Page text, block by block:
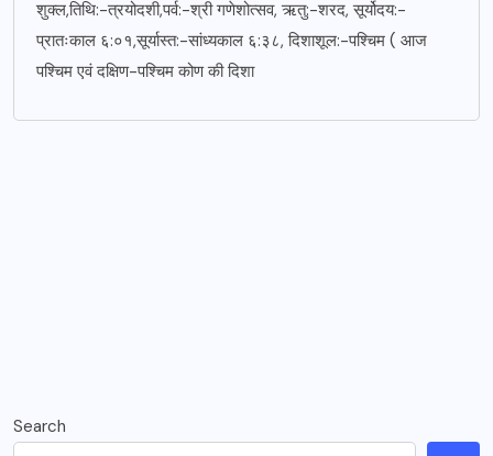
शुक्ल,तिथि:-त्रयोदशी,पर्व:-श्री गणेशोत्सव, ऋतु:-शरद, सूर्योदय:-
प्रातःकाल ६:०१,सूर्यास्त:-सांध्यकाल ६:३८, दिशाशूल:-पश्चिम ( आज
पश्चिम एवं दक्षिण-पश्चिम कोण की दिशा
Search